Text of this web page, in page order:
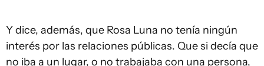
Y dice, además, que Rosa Luna no tenía ningún
interés por las relaciones públicas. Que si decía que
no iba a un lugar, o no trabajaba con una persona,